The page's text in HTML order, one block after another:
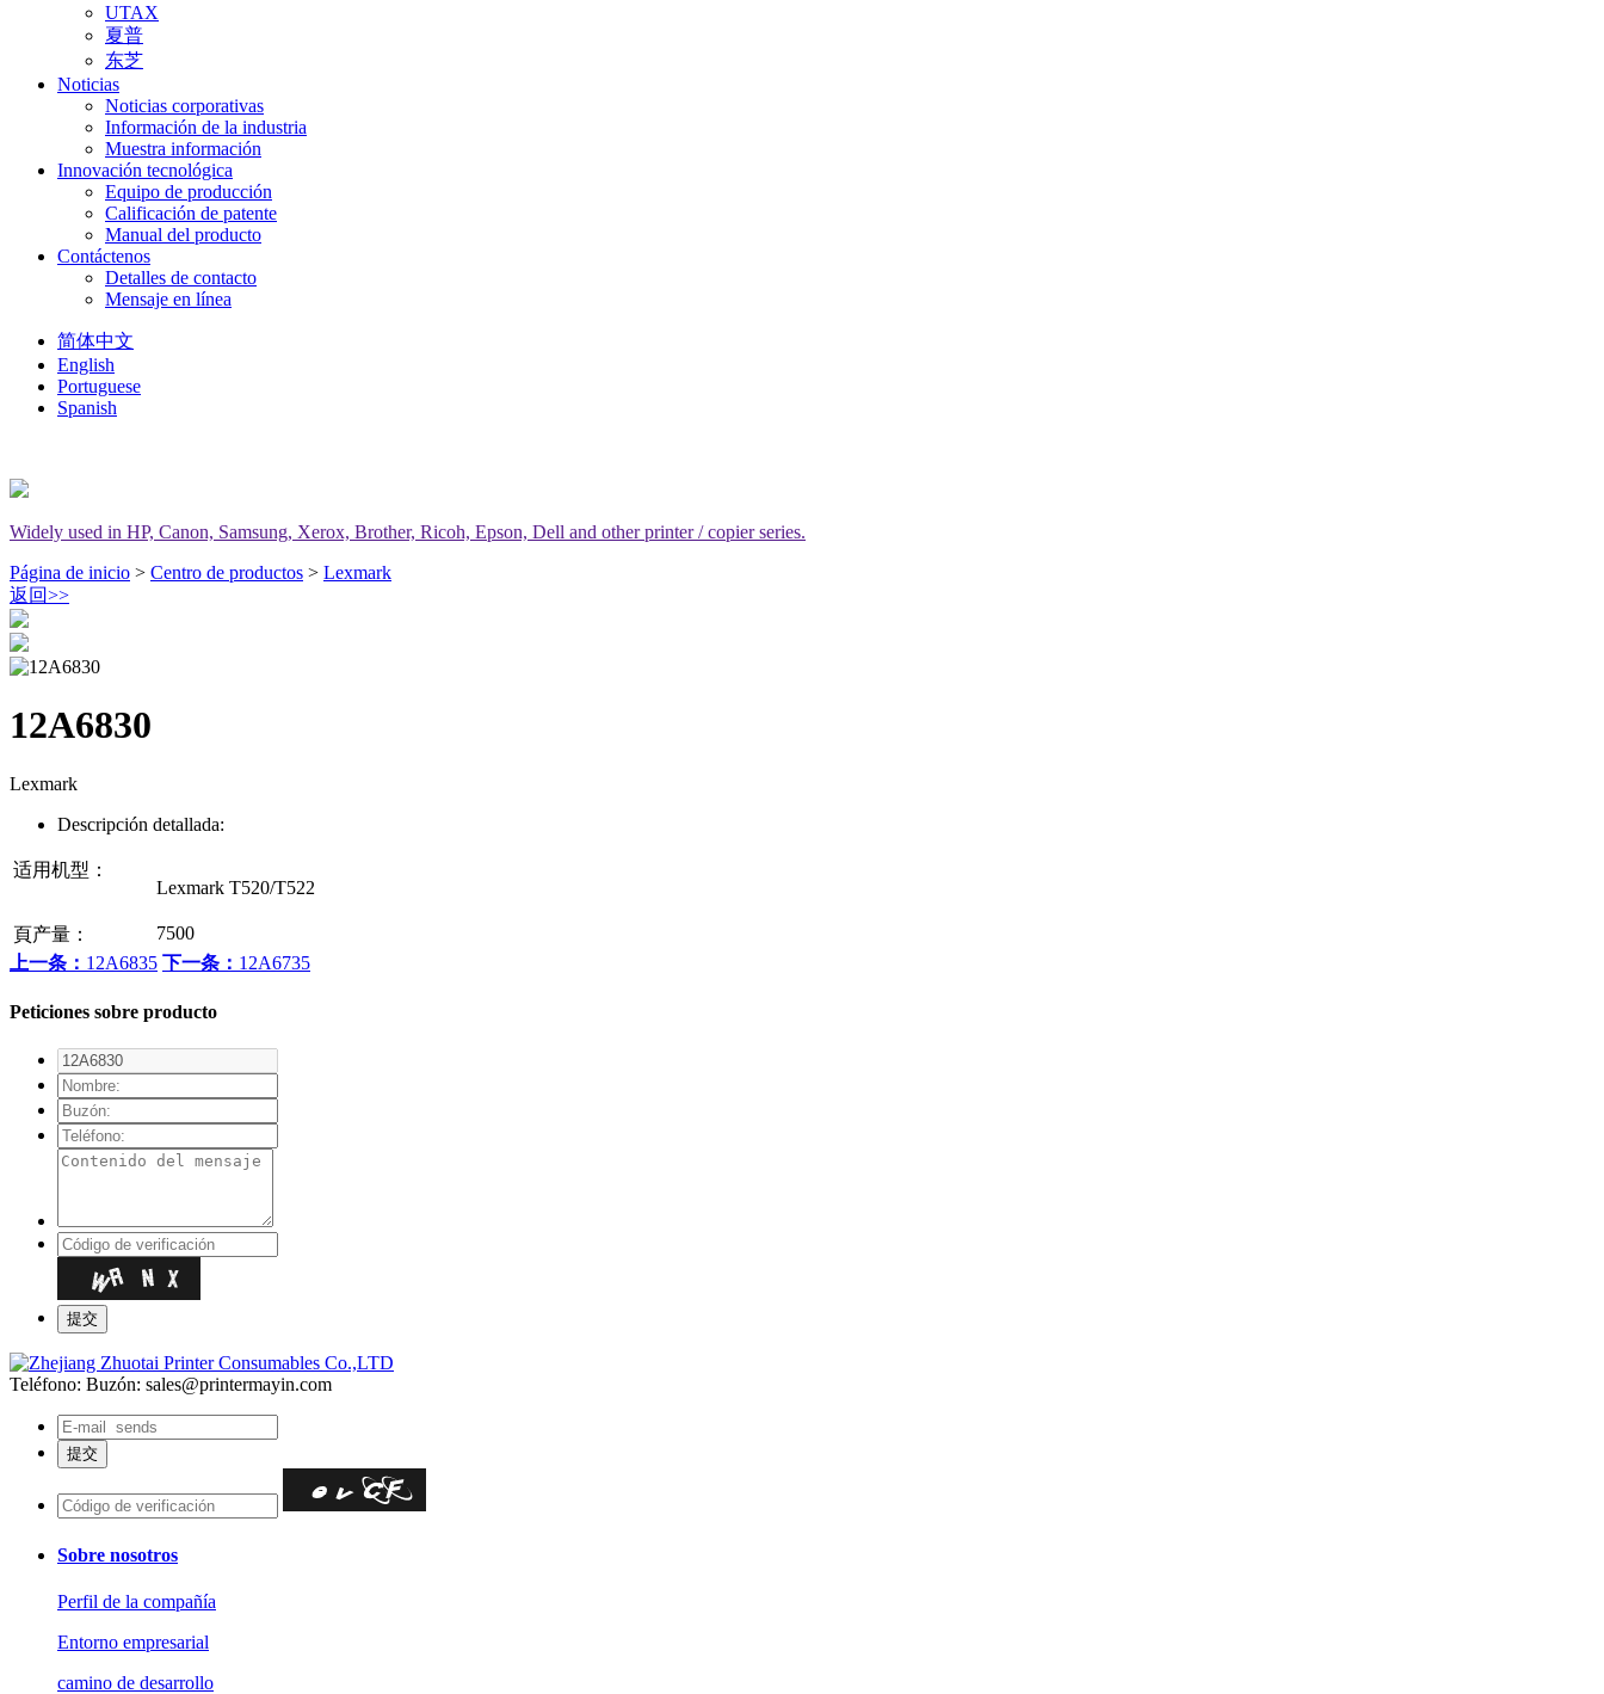
UTAX
夏普
东芝
Noticias
Noticias corporativas
Información de la industria
Muestra información
Innovación tecnológica
Equipo de producción
Calificación de patente
Manual del producto
Contáctenos
Detalles de contacto
Mensaje en línea
简体中文
English
Portuguese
Spanish
Widely used in HP, Canon, Samsung, Xerox, Brother, Ricoh, Epson, Dell and other printer / copier series.
Página de inicio > Centro de productos > Lexmark
返回>>
12A6830
Lexmark
Descripción detallada:
适用机型：
Lexmark T520/T522
頁产量：
7500
上一条： 12A6835 下一条： 12A6735
Peticiones sobre producto
Teléfono: Buzón: sales@printermayin.com
Sobre nosotros
Perfil de la compañía
Entorno empresarial
camino de desarrollo